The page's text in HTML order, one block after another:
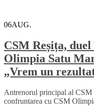
06AUG.
CSM Reșița,
Olimpia Satu
„Vrem un
Antrenorul principal al CSM
confruntarea cu CSM